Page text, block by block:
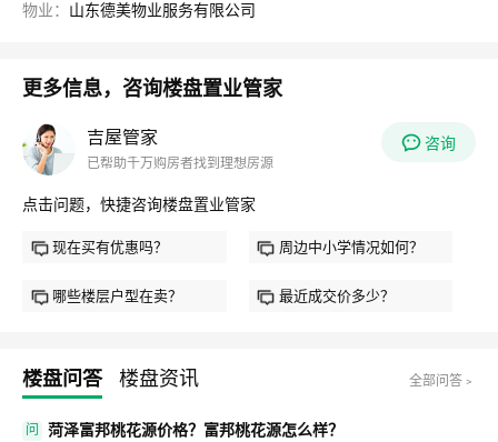
物业： 山东德美物业服务有限公司
更多信息，咨询楼盘置业管家
吉屋管家
已帮助千万购房者找到理想房源
咨询
点击问题，快捷咨询楼盘置业管家
现在买有优惠吗？ 周边中小学情况如何？
哪些楼层户型在卖？ 最近成交价多少？
楼盘问答 楼盘资讯 全部问答﹥
问 菏泽富邦桃花源价格？富邦桃花源怎么样？